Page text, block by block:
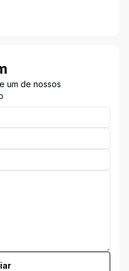
um de nossos